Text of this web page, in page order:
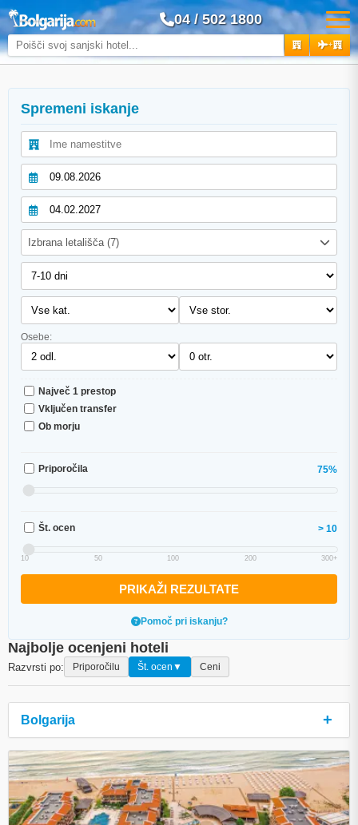
04 / 502 1800
+
Spremeni iskanje
Izbrana letališča (7)
Osebe:
Največ 1 prestop
Vključen transfer
Ob morju
Priporočila 75%
Št. ocen > 10
10 50 100 200 300+
PRIKAŽI REZULTATE
Pomoč pri iskanju?
Najbolje ocenjeni hoteli
Razvrsti po: Priporočilu Št. ocen ▼ Ceni
Bolgarija +